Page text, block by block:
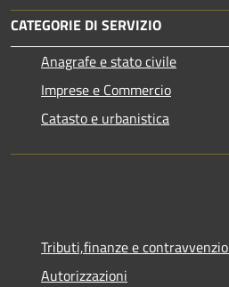
CATEGORIE DI SERVIZIO
Anagrafe e stato civile
Imprese e Commercio
Catasto e urbanistica
Tributi,finanze e
Autorizzazioni